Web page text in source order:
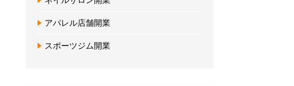
アパレル店舗開業
スポーツジム開業